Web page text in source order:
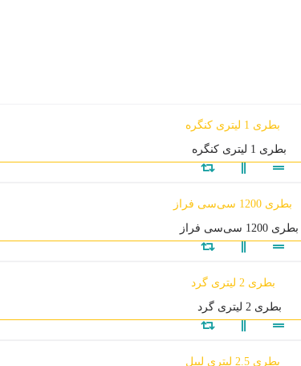
بطری 1 لیتری کنگره
بطری 1200 سی‌سی فراز
بطری 2 لیتری گرد